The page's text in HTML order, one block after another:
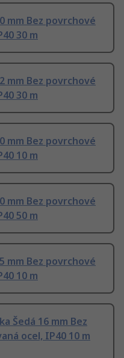
mm Bez povrchové
30 m
mm Bez povrchové
30 m
mm Bez povrchové
10 m
mm Bez povrchové
50 m
mm Bez povrchové
10 m
Šedá 16 mm Bez
ocel, IP40 10 m